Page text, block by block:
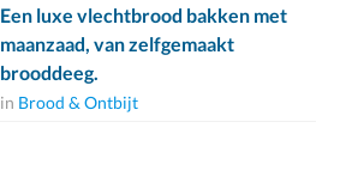
Een luxe vlechtbrood bakken met
maanzaad, van zelfgemaakt
brooddeeg.
in Brood & Ontbijt